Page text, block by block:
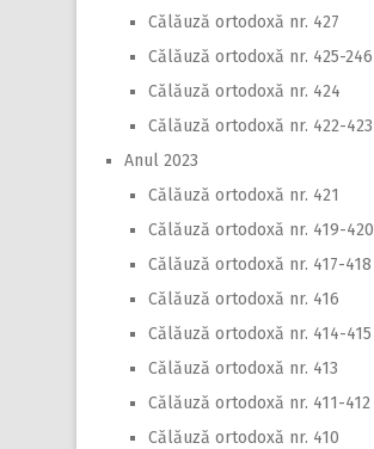
Călăuză ortodoxă nr. 427
Călăuză ortodoxă nr. 425-246
Călăuză ortodoxă nr. 424
Călăuză ortodoxă nr. 422-423
Anul 2023
Călăuză ortodoxă nr. 421
Călăuză ortodoxă nr. 419-420
Călăuză ortodoxă nr. 417-418
Călăuză ortodoxă nr. 416
Călăuză ortodoxă nr. 414-415
Călăuză ortodoxă nr. 413
Călăuză ortodoxă nr. 411-412
Călăuză ortodoxă nr. 410